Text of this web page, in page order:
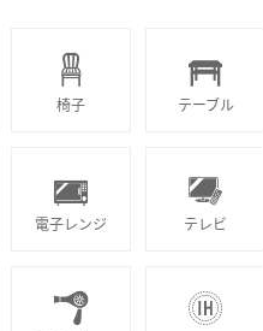
椅子 テーブル
電子レンジ テレビ